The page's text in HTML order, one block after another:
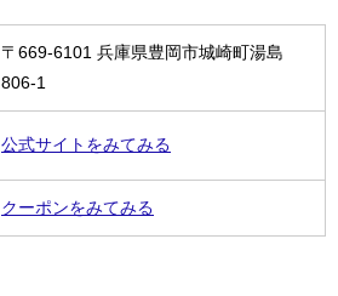
〒669-6101 兵庫県豊岡市城崎町湯島
806-1
公式サイトをみてみる
クーポンをみてみる